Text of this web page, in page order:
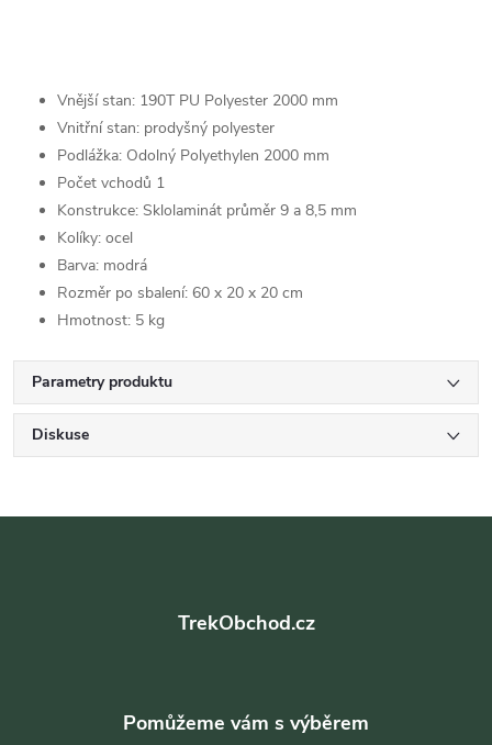
Vnější stan: 190T PU Polyester 2000 mm
Vnitřní stan: prodyšný polyester
Podlážka: Odolný Polyethylen 2000 mm
Počet vchodů 1
Konstrukce: Sklolaminát průměr 9 a 8,5 mm
Kolíky: ocel
Barva: modrá
Rozměr po sbalení: 60 x 20 x 20 cm
Hmotnost: 5 kg
Parametry produktu
Diskuse
TrekObchod.cz